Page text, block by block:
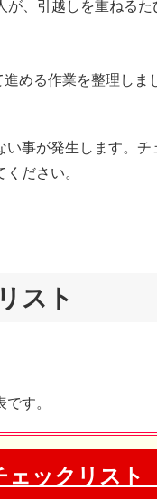
、引越しを重ねるた
進める作業を整理しま
事が発生します。
ださい。
スト
す。
ェックリス